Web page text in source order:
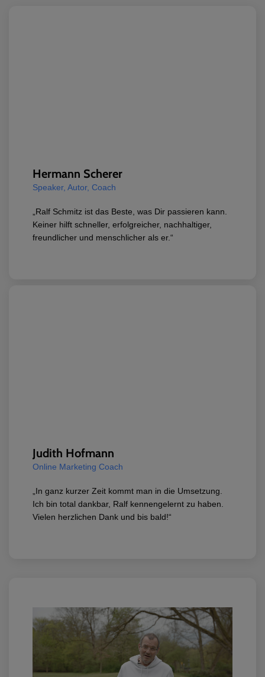
Hermann Scherer
Speaker, Autor, Coach
„Ralf Schmitz ist das Beste, was Dir passieren kann.
Keiner hilft schneller, erfolgreicher, nachhaltiger,
freundlicher und menschlicher als er.“
Judith Hofmann
Online Marketing Coach
„In ganz kurzer Zeit kommt man in die Umsetzung.
Ich bin total dankbar, Ralf kennengelernt zu haben.
Vielen herzlichen Dank und bis bald!“